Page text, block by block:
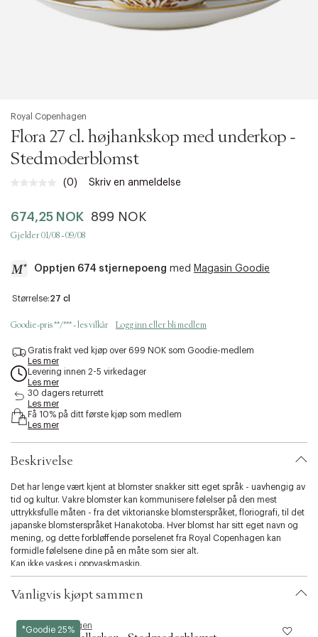
Royal Copenhagen
Flora 27 cl. højhankskop med underkop -
Stedmoderblomst
Ingen
Samme
sidelenke.
(0) Skriv en anmeldelse
674,25 NOK 899 NOK
Gjelder 01/08 - 09/08
Opptjen 674 stjernepoeng med Magasin Goodie
a
c
s
s
i
b
l
t
.
a
r
i
a
t
i
o
.
e
Størrelse:27 cl
Goodie-pris **/*** - les vilkår Logg inn eller bli medlem
Gratis frakt ved kjøp over 699 NOK som Goodie-medlem
Les mer
Levering innen 2-5 virkedager
Les mer
30 dagers returrett
Les mer
Få 10% på ditt første kjøp som medlem
Les mer
Beskrivelse
Det har lenge vært kjent at blomster snakker sitt eget språk - uavhengig av
tid og kultur. Vakre blomster kan kommunisere følelser på den mest
uttrykksfulle måten - fra det viktorianske blomsterspråket, floriografi, til det
japanske blomsterspråket Hanakotoba. Hver blomst har sitt eget navn og
mening, og dette forbløffende porselenet fra Royal Copenhagen kan
formidle følelsene dine på en måte som sier alt.
Kan ikke vaskes i oppvaskmaskin.
Vanligvis kjøpt sammen
*Goodie 25%
Royal Copenhagen